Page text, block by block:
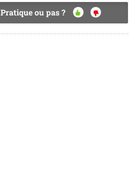
Pratique ou pas ?
OU
I
NO